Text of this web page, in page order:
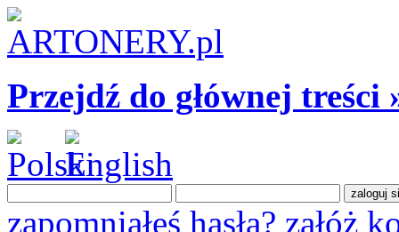
Przejdź do głównej treści
zapomniałeś hasła? załóż